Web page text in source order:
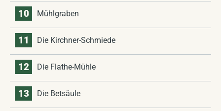
10 Mühlgraben
11 Die Kirchner-Schmiede
12 Die Flathe-Mühle
13 Die Betsäule